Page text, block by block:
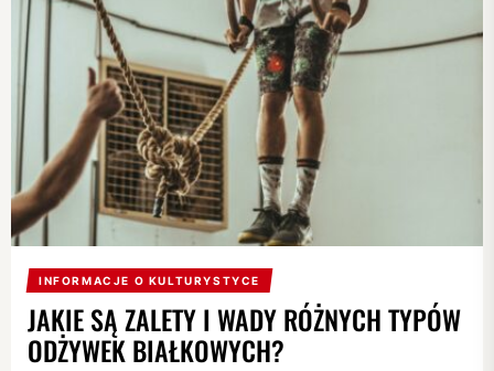
INFORMACJE O KULTURYSTYCE
JAKIE SĄ ZALETY I WADY RÓŻNYCH TYPÓW
ODŻYWEK BIAŁKOWYCH?